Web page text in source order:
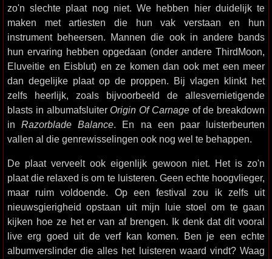
zo'n slechte plaat nog niet. We hebben hier duidelijk te
maken met artiesten die hun vak verstaan en hun
instrument beheersen. Mannen die ook in andere bands
hun ervaring hebben opgedaan (onder andere ThirdMoon,
Eluveitie en Eisblut) en ze komen dan ook met een meer
dan degelijke plaat op de proppen. Bij vlagen klinkt het
zelfs heerlijk, zoals bijvoorbeeld de allesvernietigende
blasts in albumafsluiter Origin Of Carnageof de breakdown
inRazorblade Balance. En na een paar luisterbeurten
vallen al die genrewisselingen ook nog wel te behappen.
De plaat verveelt ook eigenlijk gewoon niet. Het is zo'n
plaat die relaxed is om te luisteren. Geen echte hoogvlieger,
maar ruim voldoende. Op een festival zou ik zelfs uit
nieuwsgierigheid opstaan uit mijn luie stoel om te gaan
kijken hoe ze het er van af brengen. Ik denk dat dit vooral
live erg goed uit de verf kan komen. Ben je een echte
albumverslinder die alles het luisteren waard vindt? Waag